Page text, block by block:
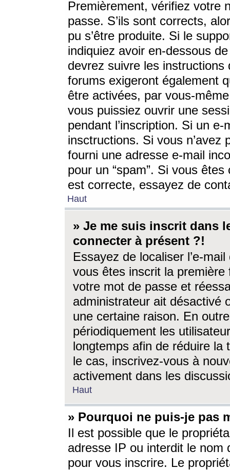
Premièrement, vérifiez votre
passe. S’ils sont corrects,
pu s’être produite. Si le
indiquiez avoir en-dessous
devrez suivre les
forums exigeront également
être activées, par vous-
vous puissiez ouvrir une
pendant l’inscription. Si un
insctructions. Si vous n’avez
fourni une adresse e-mail
pour un “spam”. Si vous
est correcte, essayez de
Haut
» Je me suis inscrit dans
connecter à présent ?!
Essayez de localiser l’e-
vous êtes inscrit la première
votre mot de passe et
administrateur ait désactivé
une certaine raison. En
périodiquement les
longtemps afin de réduire la
le cas, inscrivez-vous à
activement dans les
Haut
» Pourquoi ne puis-je pas
Il est possible que le
adresse IP ou interdit le nom
pour vous inscrire. Le